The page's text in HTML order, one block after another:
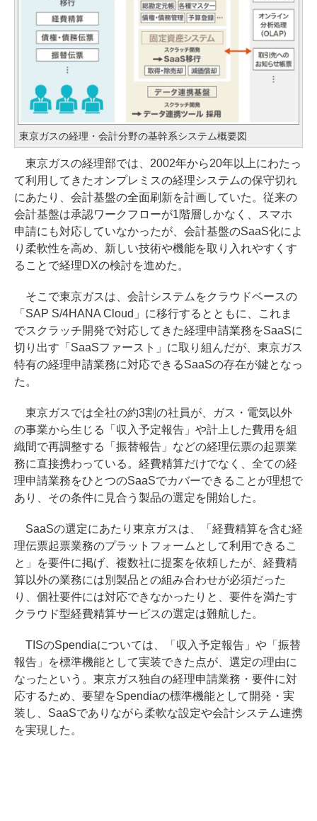
東京ガスの経理・会計分野の基幹系システム概要図
東京ガスの経理部では、2002年から20年以上にわたっ
て利用してきたオンプレミスの経理システムの保守切れ
にあたり、会計基盤の全面刷新を計画していた。従来の
会計基盤は承認ワークフローが1階層しかなく、スマホ
申請にも対応していなかったが、会計基盤のSaaS化によ
り柔軟性を高め、新しい技術や機能を取り入れやすくす
ることで経理DXの検討を進めた。
そこで東京ガスは、会計システムをクラウドベースの
「SAP S/4HANA Cloud」に移行するとともに、これま
でスクラッチ開発で対応してきた経理申請業務をSaaSに
切り出す「SaaSファースト」に取り組んだが、東京ガス
特有の経理申請業務に対応できるSaaSの存在が鍵となっ
た。
東京ガスでは全社の約3割の社員が、ガス・電気以外
の事業から生じる「収入予定報告」や計上した費用を組
織間で再調整する「振替報告」などの経理伝票の起票業
務に直接携わっている。経費精算だけでなく、全ての経
理申請業務をひとつのSaaSでカバーできることが理想で
あり、その条件に見合う製品の選定を開始した。
SaaSの選定にあたり東京ガスは、「経費精算を含む経
理伝票起票業務のプラットフォームとして利用できるこ
と」を要件に掲げ、複数社に提案を依頼したが、経費精
算以外の業務には別製品との組み合わせが必須だった
り、個社要件には対応できなかったりと、要件を満たす
クラウド型経費精算サービスの選定は難航した。
TISのSpendiaについては、「収入予定報告」や「振替
報告」を標準機能として実装できた点が、選定の理由に
なったという。東京ガス独自の経理申請業務・要件に対
応するため、要望をSpendiaの標準機能として開発・実
装し、SaaSでありながら柔軟な設定や会計システム連携
を実現した。